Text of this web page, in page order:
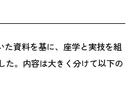
資料を基に、座学と実技を組
た。内容は大きく分けて以下の